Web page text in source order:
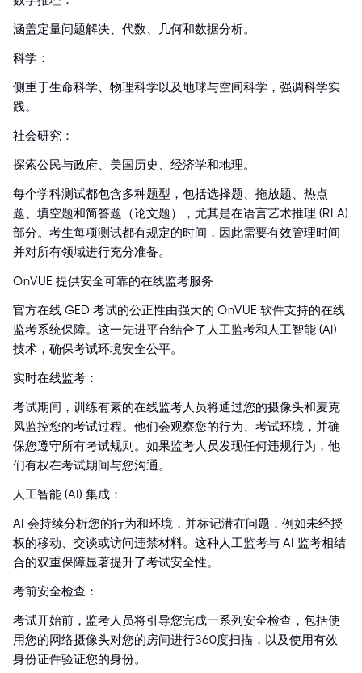
涵盖定量问题解决、代数、几何和数据分析。
科学：
侧重于生命科学、物理科学以及地球与空间科学，强调科学实
践。
社会研究：
探索公民与政府、美国历史、经济学和地理。
每个学科测试都包含多种题型，包括选择题、拖放题、热点
题、填空题和简答题（论文题），尤其是在语言艺术推理 (RLA)
部分。考生每项测试都有规定的时间，因此需要有效管理时间
并对所有领域进行充分准备。
OnVUE 提供安全可靠的在线监考服务
官方在线 GED 考试的公正性由强大的 OnVUE 软件支持的在线
监考系统保障。这一先进平台结合了人工监考和人工智能 (AI)
技术，确保考试环境安全公平。
实时在线监考：
考试期间，训练有素的在线监考人员将通过您的摄像头和麦克
风监控您的考试过程。他们会观察您的行为、考试环境，并确
保您遵守所有考试规则。如果监考人员发现任何违规行为，他
们有权在考试期间与您沟通。
人工智能 (AI) 集成：
AI 会持续分析您的行为和环境，并标记潜在问题，例如未经授
权的移动、交谈或访问违禁材料。这种人工监考与 AI 监考相结
合的双重保障显著提升了考试安全性。
考前安全检查：
考试开始前，监考人员将引导您完成一系列安全检查，包括使
用您的网络摄像头对您的房间进行360度扫描，以及使用有效
身份证件验证您的身份。